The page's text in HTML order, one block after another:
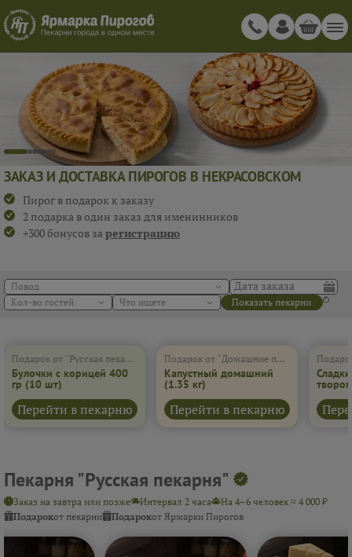
ЗАКАЗ И ДОСТАВКА ПИРОГОВ В НЕКРАСОВСКОМ
Пирог в подарок к заказу
2 подарка в один заказ для именинников
+300 бонусов зарегистрацию
Повод
Кол-во гостей
Что ищете Показать пекарни
Подарок от "Русская пекарня"
Булочки с корицей 400
гр (10 шт)
Перейти в пекарню
Подарок от "Домашние пироги"
Капустный домашний
(1.35 кг)
Перейти в пекарню
Пекарня "Русская пекарня"
Заказ на завтра или позже Интервал 2 часа
На 4–6 человек ≈ 4 000 ₽
Подарокот пекарни Подарокот Ярмарки Пирогов